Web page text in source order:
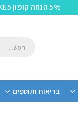
5% הנחה קופון TAKE5 בקניית 2 מוצרים. משלוח חינם מעל 279 שח!
בריאות ותוספים